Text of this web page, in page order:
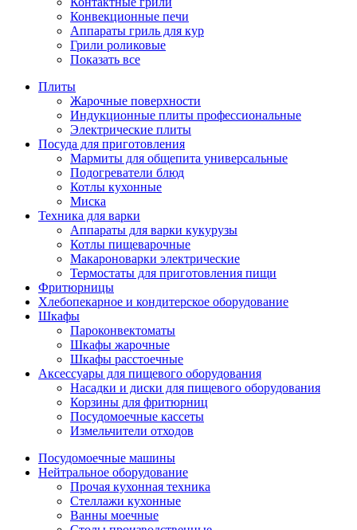
Конвекционные печи
Аппараты гриль для кур
Грили роликовые
Показать все
Плиты
Жарочные поверхности
Индукционные плиты профессиональные
Электрические плиты
Посуда для приготовления
Мармиты для общепита универсальные
Подогреватели блюд
Котлы кухонные
Миска
Техника для варки
Аппараты для варки кукурузы
Котлы пищеварочные
Макароноварки электрические
Термостаты для приготовления пищи
Фритюрницы
Хлебопекарное и кондитерское оборудование
Шкафы
Пароконвектоматы
Шкафы жарочные
Шкафы расстоечные
Аксессуары для пищевого оборудования
Насадки и диски для пищевого оборудования
Корзины для фритюрниц
Посудомоечные кассеты
Измельчители отходов
Посудомоечные машины
Нейтральное оборудование
Прочая кухонная техника
Стеллажи кухонные
Ванны моечные